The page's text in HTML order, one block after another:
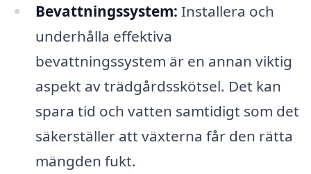
Bevattningssystem: Installera och
underhålla effektiva
bevattningssystem är en annan viktig
aspekt av trädgårdsskötsel. Det kan
spara tid och vatten samtidigt som det
säkerställer att växterna får den rätta
mängden fukt.